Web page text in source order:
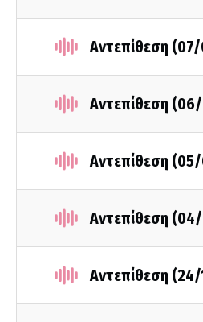
Αντεπίθεση
Αντεπίθεση
Αντεπίθεση
Αντεπίθεση
Αντεπίθεση